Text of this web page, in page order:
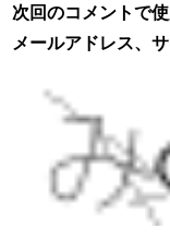
次回のコメントで
メールアドレス、